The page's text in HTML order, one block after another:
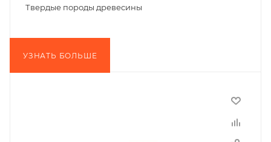
Твердые породы древесины
УЗНАТЬ БОЛЬШЕ